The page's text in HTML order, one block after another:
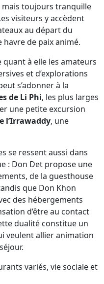
mais toujours tranquille
visiteurs y accèdent
au départ du
de paix animé.
à elle les amateurs
et d’explorations
s’adonner à la
de Li Phi, les plus larges
une petite excursion
l’Irrawaddy, une
se ressent aussi dans
: Don Det propose une
de la guesthouse
que Don Khon
des hébergements
d’être au contact
dualité constitue un
veulent allier animation
variés, vie sociale et